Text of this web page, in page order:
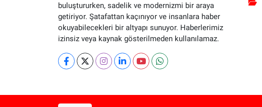
buluştururken, sadelik ve modernizmi bir araya
getiriyor. Şatafattan kaçınıyor ve insanlara haber
okuyabilecekleri bir altyapı sunuyor. Haberlerimiz
izinsiz veya kaynak gösterilmeden kullanılamaz.